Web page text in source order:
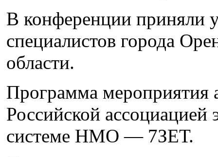
В конференции приняли
специалистов города
области.
Программа мероприятия
Российской
системе НМО — 7ЗЕТ.